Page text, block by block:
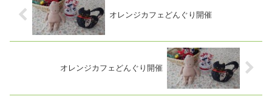
オレンジカフェどんぐり開催
オレンジカフェどんぐり開催